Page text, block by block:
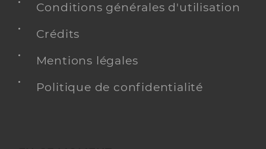
Conditions générales d'utilisation
Crédits
Mentions légales
Politique de confidentialité